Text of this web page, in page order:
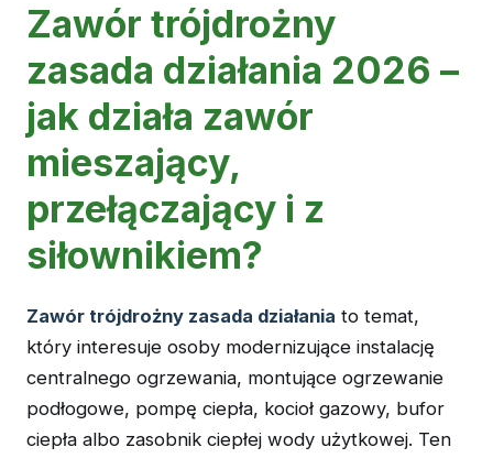
Zawór trójdrożny
zasada działania 2026 –
jak działa zawór
mieszający,
przełączający i z
siłownikiem?
Zawór trójdrożny zasada działania to temat,
który interesuje osoby modernizujące instalację
centralnego ogrzewania, montujące ogrzewanie
podłogowe, pompę ciepła, kocioł gazowy, bufor
ciepła albo zasobnik ciepłej wody użytkowej. Ten